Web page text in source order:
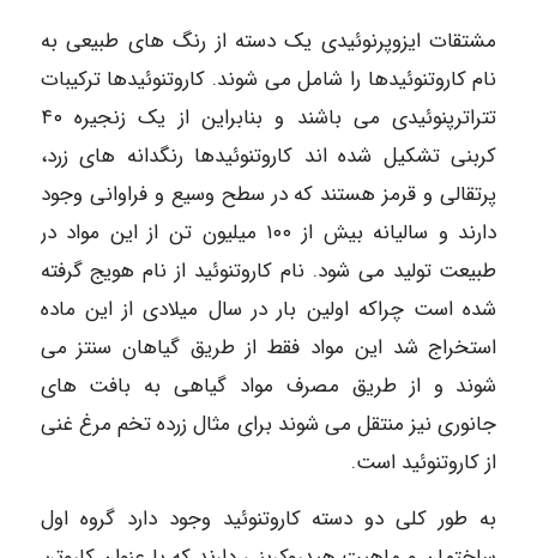
مشتقات ایزوپرنوئیدی یک دسته از رنگ های طبیعی به
نام کاروتنوئیدها را شامل می شوند. کاروتنوئیدها ترکیبات
تتراترپنوئیدی می باشند و بنابراین از یک زنجیره ۴۰
کربنی تشکیل شده اند کاروتنوئیدها رنگدانه های زرد،
پرتقالی و قرمز هستند که در سطح وسیع و فراوانی وجود
دارند و سالیانه بیش از ۱۰۰ میلیون تن از این مواد در
طبیعت تولید می شود. نام کاروتنوئید از نام هویج گرفته
شده است چراکه اولین بار در سال میلادی از این ماده
استخراج شد این مواد فقط از طریق گیاهان سنتز می
شوند و از طریق مصرف مواد گیاهی به بافت های
جانوری نیز منتقل می شوند برای مثال زرده تخم مرغ غنی
از کاروتنوئید است.
به طور کلی دو دسته کاروتنوئید وجود دارد گروه اول